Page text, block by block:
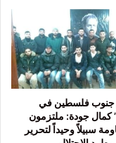
جنوب فلسطين في
كمال جودة: ملتزمون
سبيلاً وحيداً لتحرير